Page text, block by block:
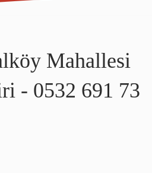
Mahallesi
- 0532 691 73